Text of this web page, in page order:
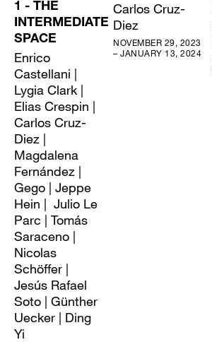
1 - THE
INTERMEDIATE
SPACE
Enrico
Castellani |
Lygia Clark |
Elias Crespin |
Carlos Cruz-
Diez |
Magdalena
Fernández |
Gego | Jeppe
Hein | Julio Le
Parc | Tomás
Saraceno |
Nicolas
Schöffer |
Jesús Rafael
Soto | Günther
Uecker | Ding
Yi
Carlos Cruz-
Diez
NOVEMBER 29, 2023
– JANUARY 13, 2024